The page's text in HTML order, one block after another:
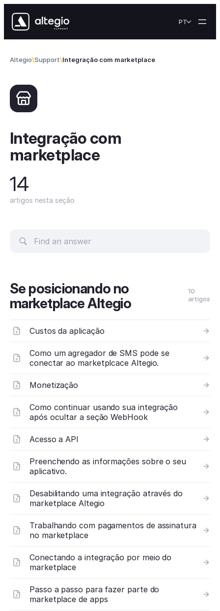
PT
Altegio Support Integração com marketplace
Integração com
marketplace
14
artigos nesta seção
Se posicionando no
marketplace Altegio
10
artigos
Custos da aplicação
Como um agregador de SMS pode se
conectar ao marketplcace Altegio.
Monetização
Como continuar usando sua integração
após ocultar a seção WebHook
Acesso a API
Preenchendo as informações sobre o seu
aplicativo.
Desabilitando uma integração através do
marketplace Altegio
Trabalhando com pagamentos de assinatura
no marketplace
Conectando a integração por meio do
marketplace
Passo a passo para fazer parte do
marketplace de apps